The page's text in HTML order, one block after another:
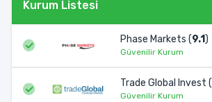
Kurum Listesi
Phase Markets (9.1)
Güvenilir Kurum
Trade Global Invest (
Güvenilir Kurum